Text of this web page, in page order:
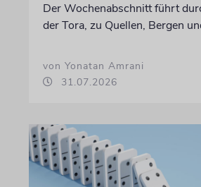
Der Wochenabschnitt führt
der Tora, zu Quellen, Bergen
von Yonatan Amrani
31.07.2026